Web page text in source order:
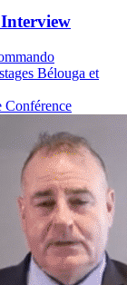
Bélouga et
Conférence